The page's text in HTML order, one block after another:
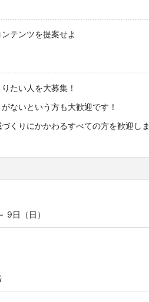
テンツを提案せよ
たい人を大募集！
ないという方も大歓迎です！
くりにかかわるすべての方を歓迎しま
日（日）